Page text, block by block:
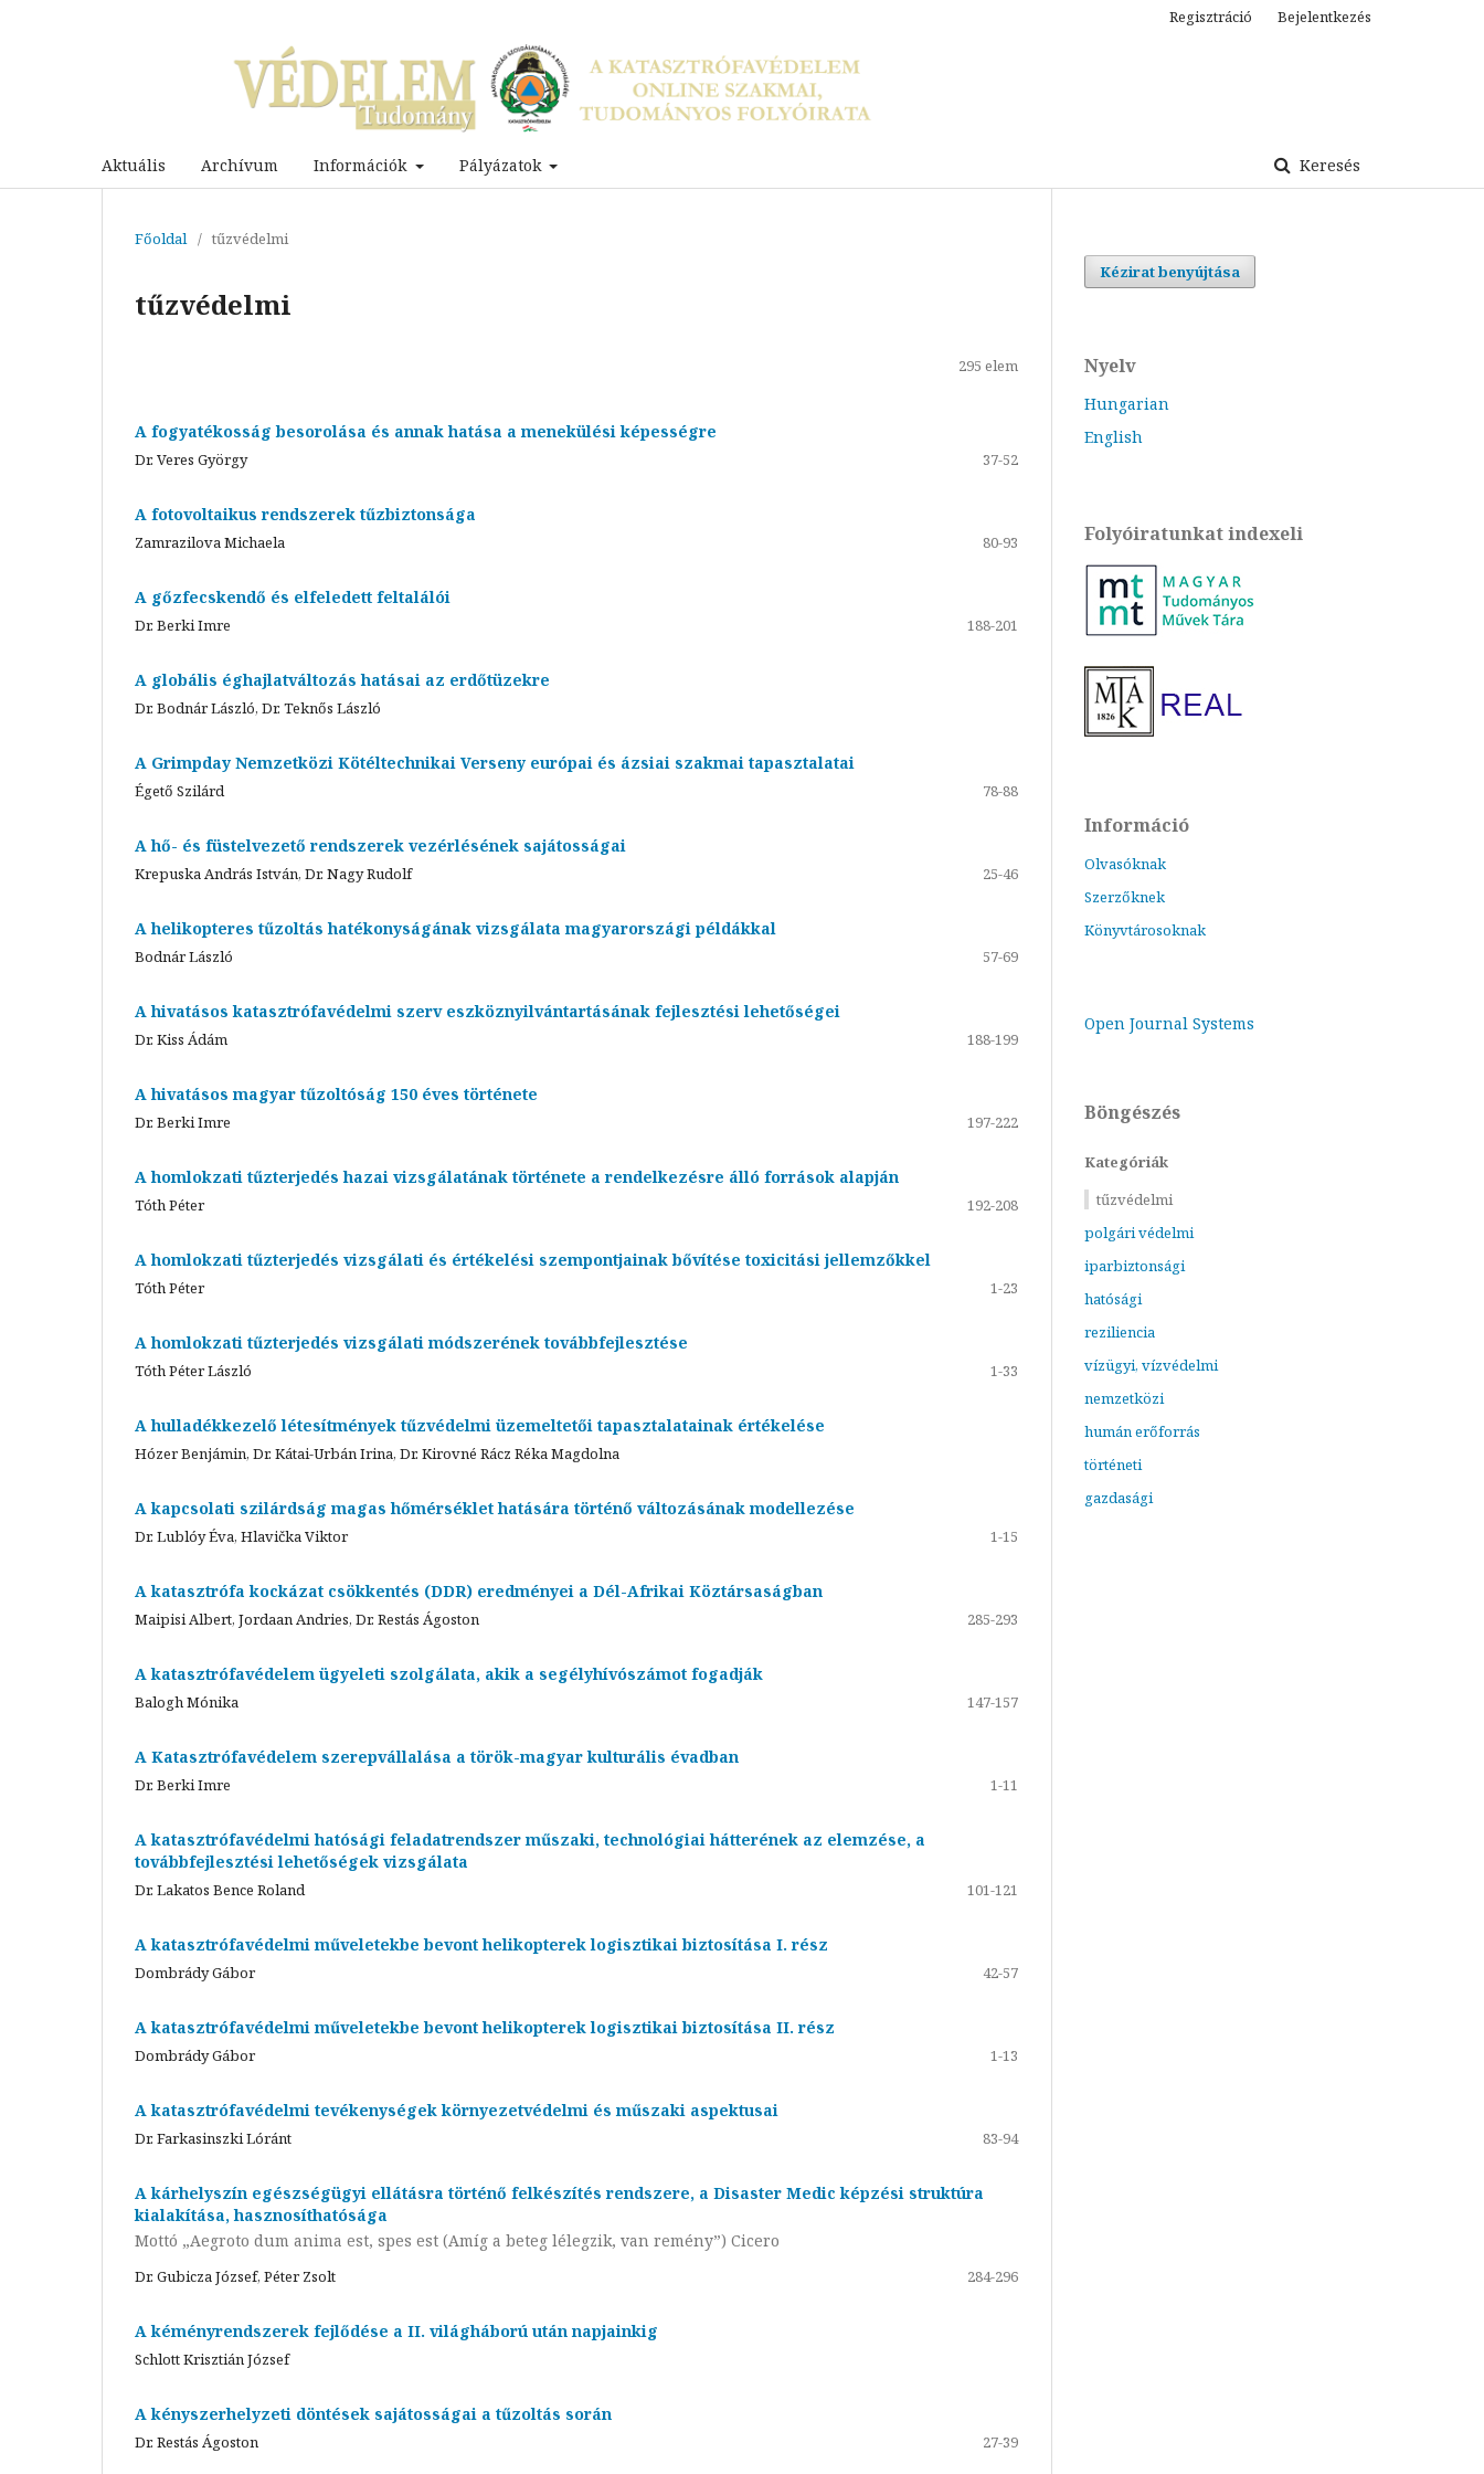
Aktuális Archívum Információk Pályázatok Keresés
Regisztráció Bejelentkezés
Főoldal / tűzvédelmi
tűzvédelmi
295 elem
A fogyatékosság besorolása és annak hatása a menekülési képességre
Dr. Veres György 37-52
A fotovoltaikus rendszerek tűzbiztonsága
Zamrazilova Michaela 80-93
A gőzfecskendő és elfeledett feltalálói
Dr. Berki Imre 188-201
A globális éghajlatváltozás hatásai az erdőtüzekre
Dr. Bodnár László, Dr. Teknős László
A Grimpday Nemzetközi Kötéltechnikai Verseny európai és ázsiai szakmai tapasztalatai
Égető Szilárd 78-88
A hő- és füstelvezető rendszerek vezérlésének sajátosságai
Krepuska András István, Dr. Nagy Rudolf 25-46
A helikopteres tűzoltás hatékonyságának vizsgálata magyarországi példákkal
Bodnár László 57-69
A hivatásos katasztrófavédelmi szerv eszköznyilvántartásának fejlesztési lehetőségei
Dr. Kiss Ádám 188-199
A hivatásos magyar tűzoltóság 150 éves története
Dr. Berki Imre 197-222
A homlokzati tűzterjedés hazai vizsgálatának története a rendelkezésre álló források alapján
Tóth Péter 192-208
A homlokzati tűzterjedés vizsgálati és értékelési szempontjainak bővítése toxicitási jellemzőkkel
Tóth Péter 1-23
A homlokzati tűzterjedés vizsgálati módszerének továbbfejlesztése
Tóth Péter László 1-33
A hulladékkezelő létesítmények tűzvédelmi üzemeltetői tapasztalatainak értékelése
Hózer Benjámin, Dr. Kátai-Urbán Irina, Dr. Kirovné Rácz Réka Magdolna
A kapcsolati szilárdság magas hőmérséklet hatására történő változásának modellezése
Dr. Lublóy Éva, Hlavička Viktor 1-15
A katasztrófa kockázat csökkentés (DDR) eredményei a Dél-Afrikai Köztársaságban
Maipisi Albert, Jordaan Andries, Dr. Restás Ágoston 285-293
A katasztrófavédelem ügyeleti szolgálata, akik a segélyhívószámot fogadják
Balogh Mónika 147-157
A Katasztrófavédelem szerepvállalása a török-magyar kulturális évadban
Dr. Berki Imre 1-11
A katasztrófavédelmi hatósági feladatrendszer műszaki, technológiai hátterének az elemzése, a
továbbfejlesztési lehetőségek vizsgálata
Dr. Lakatos Bence Roland 101-121
A katasztrófavédelmi műveletekbe bevont helikopterek logisztikai biztosítása I. rész
Dombrády Gábor 42-57
A katasztrófavédelmi műveletekbe bevont helikopterek logisztikai biztosítása II. rész
Dombrády Gábor 1-13
A katasztrófavédelmi tevékenységek környezetvédelmi és műszaki aspektusai
Dr. Farkasinszki Lóránt 83-94
A kárhelyszín egészségügyi ellátásra történő felkészítés rendszere, a Disaster Medic képzési struktúra
kialakítása, hasznosíthatósága
Mottó „Aegroto dum anima est, spes est (Amíg a beteg lélegzik, van remény”) Cicero
Dr. Gubicza József, Péter Zsolt 284-296
A kéményrendszerek fejlődése a II. világháború után napjainkig
Schlott Krisztián József
A kényszerhelyzeti döntések sajátosságai a tűzoltás során
Dr. Restás Ágoston 27-39
Kézirat benyújtása
Nyelv
Hungarian
English
Folyóiratunkat indexeli
Információ
Olvasóknak
Szerzőknek
Könyvtárosoknak
Open Journal Systems
Böngészés
Kategóriák
tűzvédelmi
polgári védelmi
iparbiztonsági
hatósági
reziliencia
vízügyi, vízvédelmi
nemzetközi
humán erőforrás
történeti
gazdasági